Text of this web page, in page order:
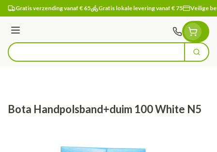
Ga naar de inhoud
Gratis verzending vanaf € 65 Gratis lokale levering vanaf € 75 Veilige
Menu
Product, merk, categorie... Zoek
Bota Handpolsband+duim 100 White N5